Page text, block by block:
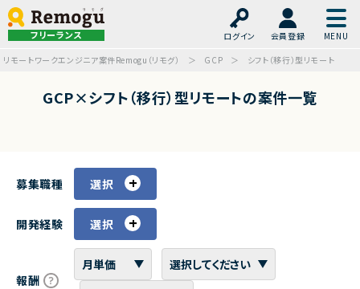
フリーランス ログイン
会員登録
リモートワークエンジニア案件Remogu（リモグ）
GCP シフト（移行）型リモート
GCP×シフト（移行）型リモートの案件一覧
募集職種 選択
開発経験 選択
報酬